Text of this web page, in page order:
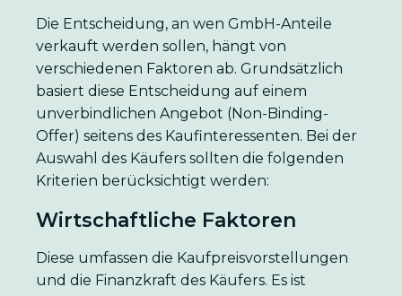
Die Entscheidung, an wen GmbH-Anteile
verkauft werden sollen, hängt von
verschiedenen Faktoren ab. Grundsätzlich
basiert diese Entscheidung auf einem
unverbindlichen Angebot (Non-Binding-
Offer) seitens des Kaufinteressenten. Bei der
Auswahl des Käufers sollten die folgenden
Kriterien berücksichtigt werden:
Wirtschaftliche Faktoren
Diese umfassen die Kaufpreisvorstellungen
und die Finanzkraft des Käufers. Es ist